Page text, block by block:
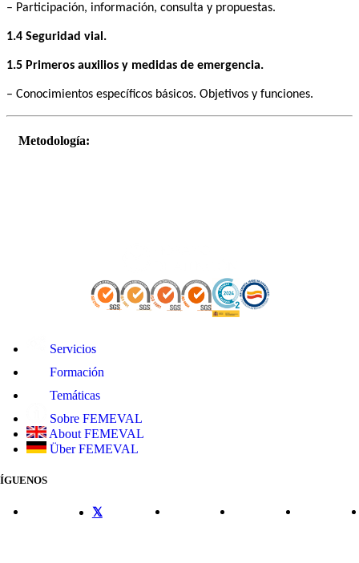
– Participación, información, consulta y propuestas.
1.4 Seguridad vial.
1.5 Primeros auxilios y medidas de emergencia.
– Conocimientos específicos básicos. Objetivos y funciones.
Metodología:
Servicios
Formación
Temáticas
Sobre FEMEVAL
About FEMEVAL
Über FEMEVAL